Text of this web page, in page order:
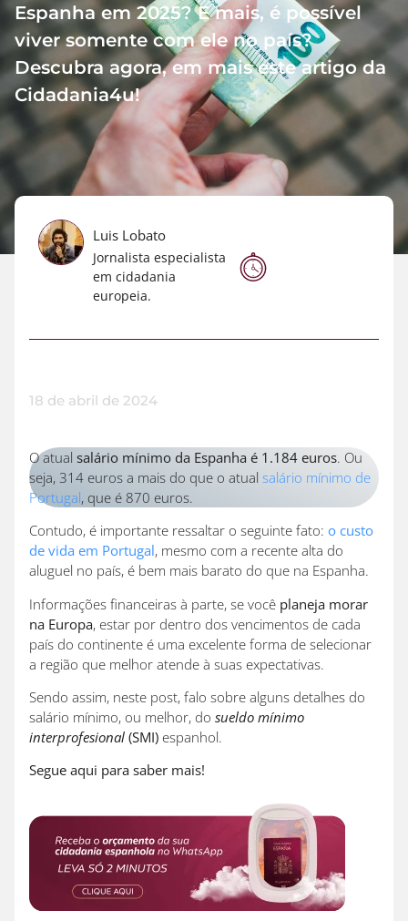
Espanha em 2025? E mais, é possível
viver somente com ele no país?
Descubra agora, em mais este artigo da
Cidadania4u!
Luis Lobato
Jornalista especialista
em cidadania
europeia.
18 de abril de 2024
O atual salário mínimo da Espanha é 1.184 euros. Ou
seja, 314 euros a mais do que o atual salário mínimo de
Portugal, que é 870 euros.
Contudo, é importante ressaltar o seguinte fato: o custo
de vida em Portugal, mesmo com a recente alta do
aluguel no país, é bem mais barato do que na Espanha.
Informações financeiras à parte, se você planeja morar
na Europa, estar por dentro dos vencimentos de cada
país do continente é uma excelente forma de selecionar
a região que melhor atende à suas expectativas.
Sendo assim, neste post, falo sobre alguns detalhes do
salário mínimo, ou melhor, do sueldo mínimo
interprofesional (SMI) espanhol.
Segue aqui para saber mais!